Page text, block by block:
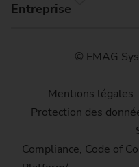
Entreprise
© EMAG
Mentions légales
Protection des
Compliance, Code of